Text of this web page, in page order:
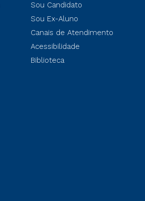
Sou Candidato
Sou Ex-Aluno
Canais de Atendimento
Acessibilidade
Biblioteca